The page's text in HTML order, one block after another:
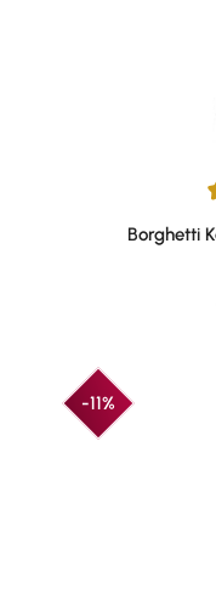
Durchschnittliche
Borghetti
-11%